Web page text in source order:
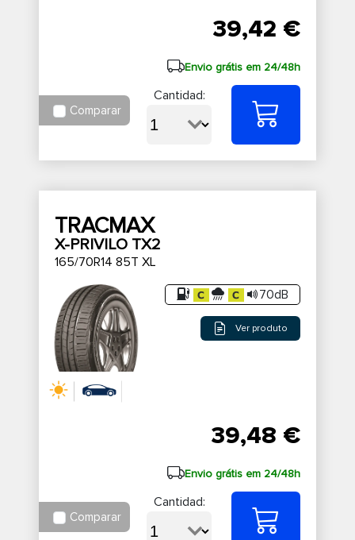
39,42 €
Envio grátis em 24/48h
Comparar
Cantidad:
TRACMAX
X-PRIVILO TX2
165/70R14 85T XL
70dB
Ver produto
39,48 €
Envio grátis em 24/48h
Comparar
Cantidad: